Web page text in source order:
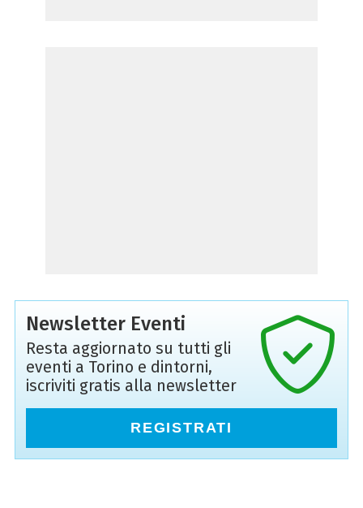
Newsletter Eventi
Resta aggiornato su tutti gli
eventi a Torino e dintorni,
iscriviti gratis alla newsletter
REGISTRATI